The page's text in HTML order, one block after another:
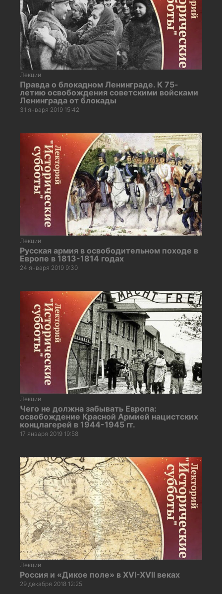
Лекции
Правда о блокадном Ленинграде. К 75-
летию освобождения советскими войсками
Ленинграда от блокады
31 января 2019 15:42
Лекции
Русская армия в освободительном походе в
Европе в 1813-1814 годах
24 января 2019 9:30
Лекции
Чего не должна забывать Европа:
освобождение Красной Армией нацистских
концлагерей в 1944-1945 гг.
17 января 2019 19:58
Лекции
Россия и «Дикое поле» в XVI-XVII веках
29 декабря 2018 12:25